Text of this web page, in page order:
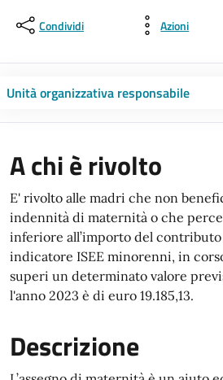
Condividi Azioni
Unità organizzativa responsabile
A chi è rivolto
E' rivolto alle madri che non
indennità di maternità o che
inferiore all’importo del contributo
indicatore ISEE minorenni, in
superi un determinato valore
l'anno 2023 è di euro 19.185,13.
Descrizione